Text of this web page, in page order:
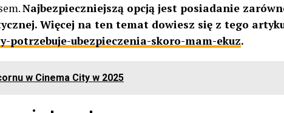
Najbezpieczniejszą opcją jest posiadanie
Więcej na ten temat dowiesz się z tego
potrzebuje-ubezpieczenia-skoro-mam-ekuz.
w Cinema City w 2025